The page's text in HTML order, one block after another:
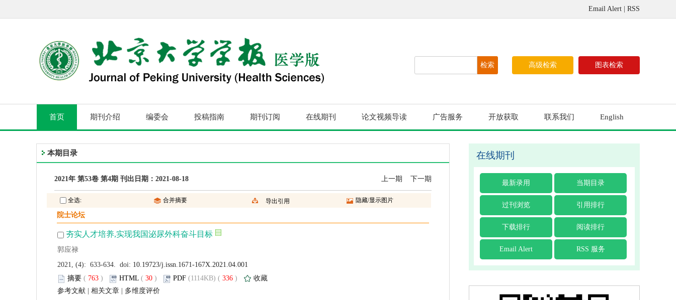
Email Alert RSS
图表检索
高级检索
首页 期刊介绍 编委会 投稿指南 期刊订阅 在线期刊 论文视频导读 广告服务 开放获取 联系我们 English
本期目录
2021年 第53卷 第4期 刊出日期：2021-08-18 上一期 下一期
全选: 合并摘要 导出引用 隐藏/显示图片
院士论坛
夯实人才培养,实现我国泌尿外科奋斗目标
郭应禄
2021, (4): 633-634. doi: 10.19723/j.issn.1671-167X.2021.04.001
摘要 ( 763 ) HTML ( 30 ) PDF (1114KB) ( 336 )
收藏
参考文献
相关文章 多维度评价
在线期刊
最新录用 当期目录
过刊浏览 引用排行
下载排行 阅读排行
Email Alert RSS 服务